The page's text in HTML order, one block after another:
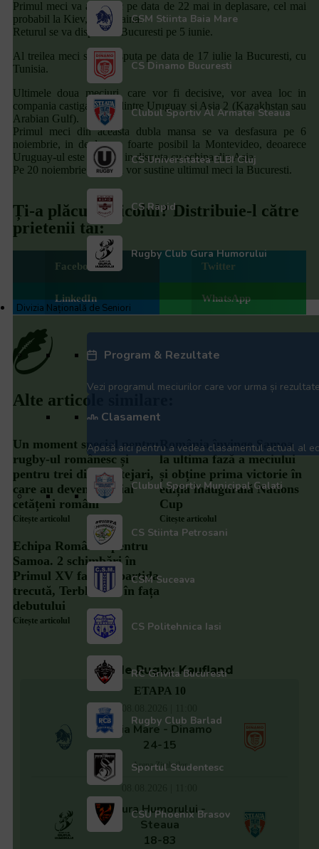
screen
reader
help
you
navigate
and
interact
with
the
content.
CSM Stiinta Baia Mare
CS Dinamo Bucuresti
Clubul Sportiv Al Armatei Steaua
CS Universitatea ELBI Cluj
CS Rapid
Rugby Club Gura Humorului
Divizia Națională de Seniori
Program & Rezultate
Vezi programul meciurilor care vor urma și
Clasament
Apasă aici pentru a vedea clasamentul actual al
Clubul Sportiv Municipal Galati
CS Stiinta Petrosani
CSM Suceava
CS Politehnica Iasi
RC Grivita Bucuresti
Rugby Club Barlad
Sportul Studentesc
CSU Phoenix Brasov
Primul meci va avea loc pe data de 22 mai in deplasare, cel mai
probabil la Kiev, cu Ucraina.
Returul se va disputa la Bucuresti pe 5 iunie.
Al treilea meci se va disputa pe data de 17 iulie la Bucuresti, cu
Tunisia.
Ultimele doua meciuri, care vor fi decisive, vor avea loc in
compania castigatoarei dintre Uruguay si Asia 2 (Kazakhstan sau
Arabian Gulf).
Primul meci din aceasta dubla mansa se va desfasura pe 6
noiembrie, in deplasare, foarte posibil la Montevideo, deoarece
Uruguay-ul este favorita in disputa cu echipa din Asia.
Pe 20 noiembrie, Stejarii vor sustine ultimul meci la Bucuresti.
Ți-a plăcut articolul? Distribuie-l către
prietenii tăi:
Facebook Twitter
LinkedIn WhatsApp
Alte articole similare:
Un moment special pentru
rugby-ul românesc și
pentru trei dintre Stejari,
care au devenit oficial
cetățeni români
Citește articolul
România învinge Samoa
la ultima fază a meciului
și obține prima victorie în
ediția inaugurală Nations
Cup
Citește articolul
Echipa României pentru
Samoa. 2 schimbări în
Primul XV față de partida
trecută, Terblanche în fața
debutului
Citește articolul
Liga de Rugby Kaufland
ETAPA 10
Baia Mare - Dinamo
24-15
Arena Zimbrilor
Gura Humorului -
Steaua
18-83